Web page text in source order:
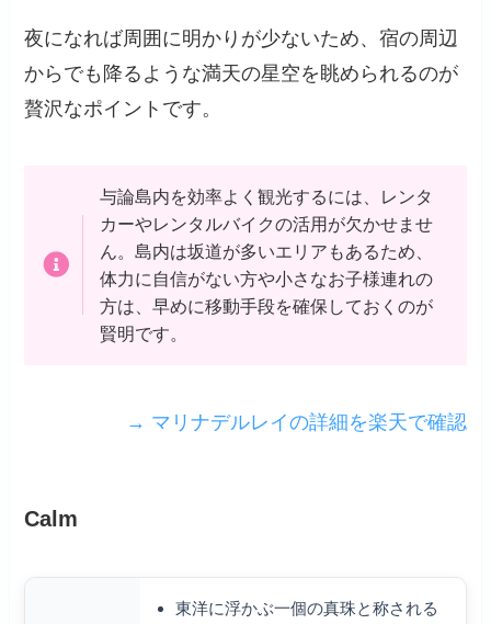
夜になれば周囲に明かりが少ないため、宿の周辺
からでも降るような満天の星空を眺められるのが
贅沢なポイントです。
与論島内を効率よく観光するには、レンタ
カーやレンタルバイクの活用が欠かせませ
ん。島内は坂道が多いエリアもあるため、
体力に自信がない方や小さなお子様連れの
方は、早めに移動手段を確保しておくのが
賢明です。
→ マリナデルレイの詳細を楽天で確認
Calm
東洋に浮かぶ一個の真珠と称される